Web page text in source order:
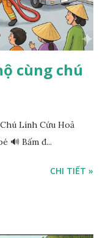
cùng chú
Lính Cứu Hoả
🔊 Bấm đ...
CHI TIẾT »